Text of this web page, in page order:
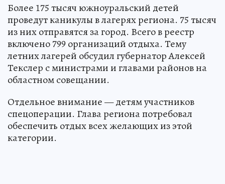
Более 175 тысяч южноуральский детей
проведут каникулы в лагерях региона. 75 тысяч
из них отправятся за город. Всего в реестр
включено 799 организаций отдыха. Тему
летних лагерей обсудил губернатор Алексей
Текслер с министрами и главами районов на
областном совещании.
Отдельное внимание — детям участников
спецоперации. Глава региона потребовал
обеспечить отдых всех желающих из этой
категории.